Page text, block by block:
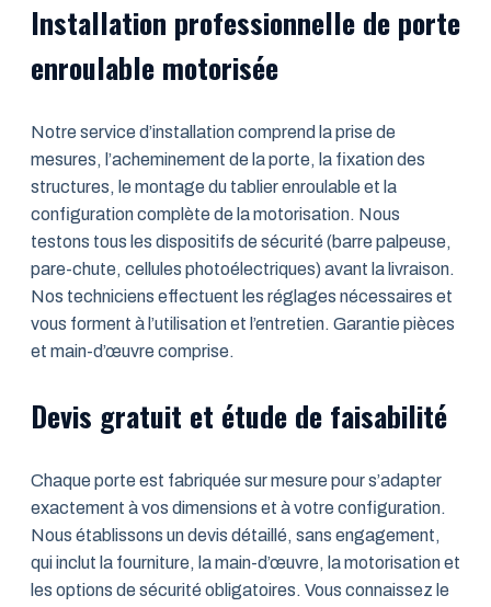
Installation professionnelle de porte
enroulable motorisée
Notre service d’installation comprend la prise de
mesures, l’acheminement de la porte, la fixation des
structures, le montage du tablier enroulable et la
configuration complète de la motorisation. Nous
testons tous les dispositifs de sécurité (barre palpeuse,
pare-chute, cellules photoélectriques) avant la livraison.
Nos techniciens effectuent les réglages nécessaires et
vous forment à l’utilisation et l’entretien. Garantie pièces
et main-d’œuvre comprise.
Devis gratuit et étude de faisabilité
Chaque porte est fabriquée sur mesure pour s’adapter
exactement à vos dimensions et à votre configuration.
Nous établissons un devis détaillé, sans engagement,
qui inclut la fourniture, la main-d’œuvre, la motorisation et
les options de sécurité obligatoires. Vous connaissez le